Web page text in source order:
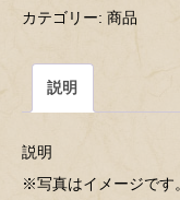
個
カテゴリー: 商品
説明
説明
※写真はイメージです